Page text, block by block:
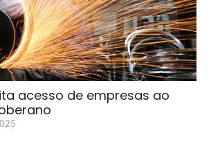
acesso de empresas ao